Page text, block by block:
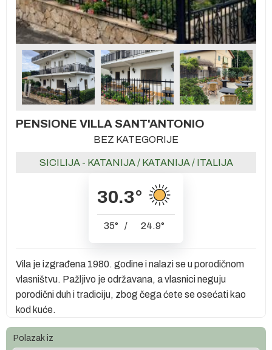
PENSIONE VILLA SANT'ANTONIO
BEZ KATEGORIJE
SICILIJA - KATANIJA/ KATANIJA/ ITALIJA
30.3°
35° / 24.9°
Vila je izgrađena 1980. godine i nalazi se u porodičnom
vlasništvu. Pažljivo je održavana, a vlasnici neguju
porodični duh i tradiciju, zbog čega ćete se osećati kao
kod kuće.
Polazak iz